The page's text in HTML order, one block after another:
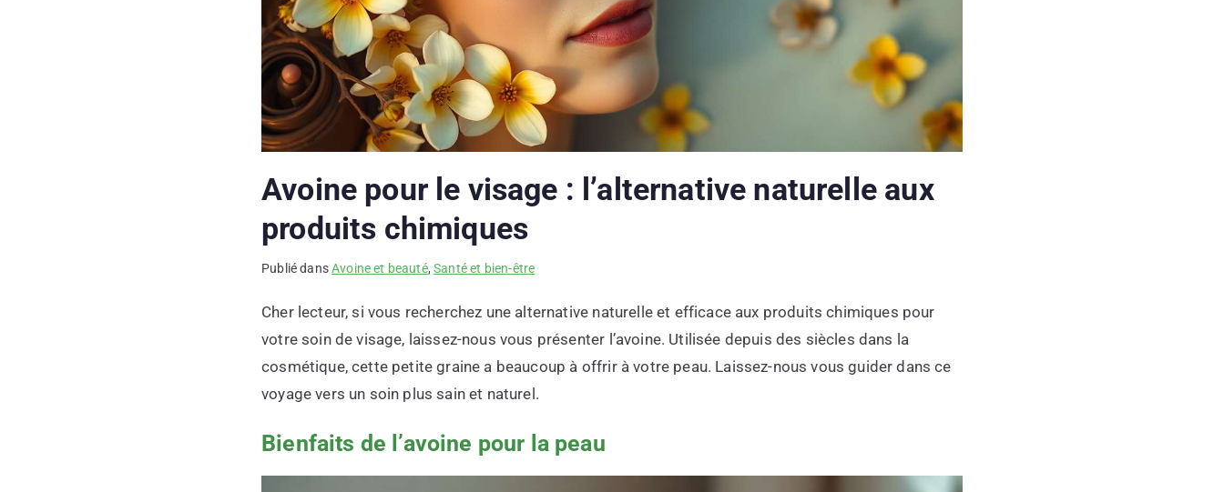
Avoine pour le visage : l’alternative naturelle aux
produits chimiques
Publié dansAvoine et beauté,Santé et bien-être
Cher lecteur, si vous recherchez une alternative naturelle et efficace aux produits chimiques pour
votre soin de visage, laissez-nous vous présenter l’avoine. Utilisée depuis des siècles dans la
cosmétique, cette petite graine a beaucoup à offrir à votre peau. Laissez-nous vous guider dans ce
voyage vers un soin plus sain et naturel.
Bienfaits de l’avoine pour la peau